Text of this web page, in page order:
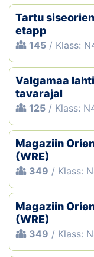
Tartu
etapp
145 / Klass:
Valgamaa
tavarajal
125 / Klass:
Magaziin
(WRE)
349 / Klass:
Magaziin
(WRE)
349 / Klass: